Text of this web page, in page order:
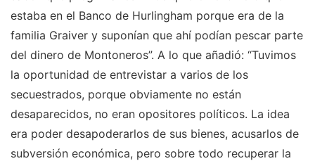
estaba en el Banco de Hurlingham porque era de la
familia Graiver y suponían que ahí podían pescar parte
del dinero de Montoneros”. A lo que añadió: “Tuvimos
la oportunidad de entrevistar a varios de los
secuestrados, porque obviamente no están
desaparecidos, no eran opositores políticos. La idea
era poder desapoderarlos de sus bienes, acusarlos de
subversión económica, pero sobre todo recuperar la